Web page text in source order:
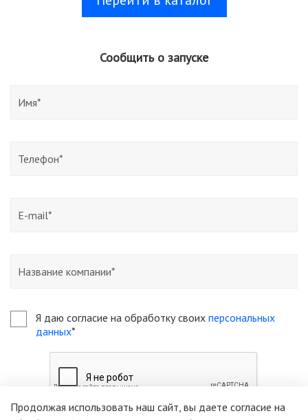
Сообщить о запуске
Я даю согласие на обработку своих персональных
данных*
Продолжая использовать наш сайт, вы даете согласие на